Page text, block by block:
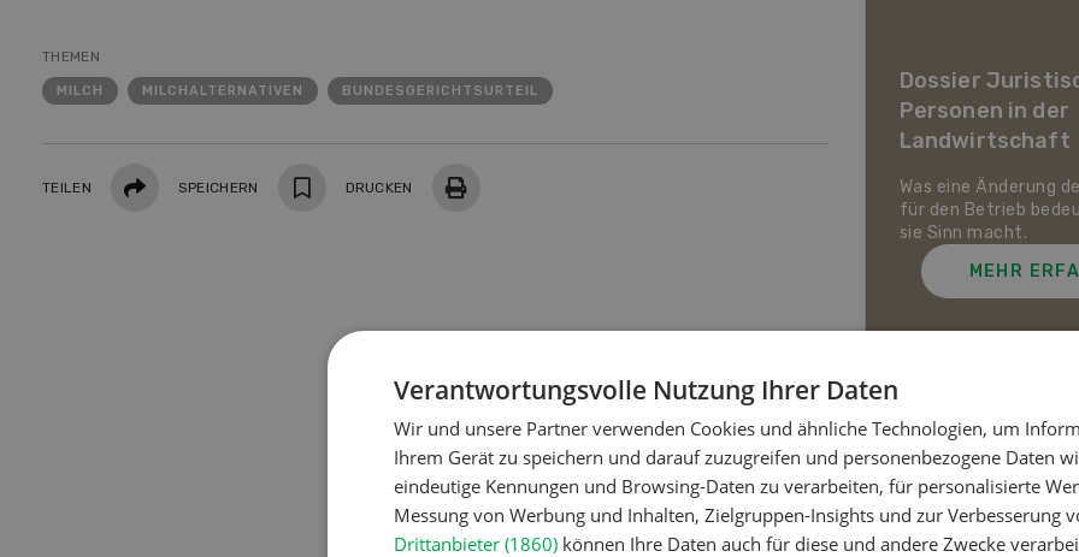
THEMEN
MILCH MILCHALTERNATIVEN BUNDESGERICHTSURTEIL
TEILEN Teilen SPEICHERN DRUCKEN
Betriebsleiter zeigen, wie sie ihren
Klimawandel
und die Tierhaltung zukommt und
Dossier
Personen in der
Landwirtschaft
Was eine Änderung
für den Betrieb
sie Sinn macht.
MEHR
Meistgelesene
Nutztiere
Verantwortungsvolle Nutzung Ihrer Daten
Wir und unsere Partner verwenden Cookies und ähnliche Technologien, um
Ihrem Gerät zu speichern und darauf zuzugreifen und personenbezogene Daten
eindeutige Kennungen und Browsing-Daten zu verarbeiten, für personalisierte
Messung von Werbung und Inhalten, Zielgruppen-Insights und zur Verbesserung
Drittanbieter (1860) können Ihre Daten auch für diese und andere Zwecke